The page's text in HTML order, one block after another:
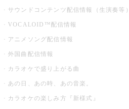
サウンドコンテンツ配信情報（生演奏等）
VOCALOID™配信情報
アニメソング配信情報
外国曲配信情報
カラオケで盛り上がる曲
あの日、あの時、あの音楽。
カラオケの楽しみ方『新様式』